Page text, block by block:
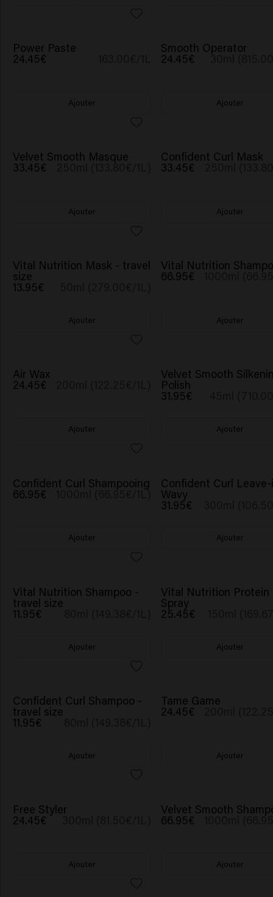
BESTSELLER
Power Paste
24.45€
Ajouter
Smooth Operator
24.45€ 30ml
Ajouter
Velvet Smooth Masque
33.45€ 250ml (133.80€/1L)
Ajouter
Confident Curl Mask
33.45€
Ajouter
Vital Nutrition Mask - travel
size
13.95€
Ajouter
Vital Nutrition
66.95€ 1000ml
Ajouter
Air Wax
24.45€
Ajouter
Velvet Smooth
Polish
31.95€
Ajouter
Confident Curl Shampooing
66.95€ 1000ml (66.95€/1L)
Ajouter
Confident Curl
Wavy
31.95€
Ajouter
Vital Nutrition Shampoo -
travel size
11.95€
Ajouter
Vital Nutrition Protein
Spray
25.45€
Ajouter
Confident Curl Shampoo -
travel size
11.95€
Ajouter
Tame Game
24.45€
Ajouter
Free Styler
24.45€
Ajouter
Velvet Smooth
66.95€ 1000ml
Ajouter